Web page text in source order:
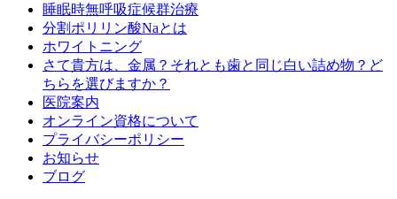
睡眠時無呼吸症候群治療
分割ポリリン酸Naとは
ホワイトニング
さて貴方は、金属？それとも歯と同じ白い詰め物？ど
ちらを選びますか？
医院案内
オンライン資格について
プライバシーポリシー
お知らせ
ブログ